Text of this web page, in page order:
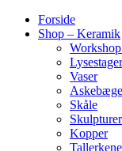
Forside
Shop – Keramik
Lysestager
Vaser
Skåle
Skulpturer
Kopper